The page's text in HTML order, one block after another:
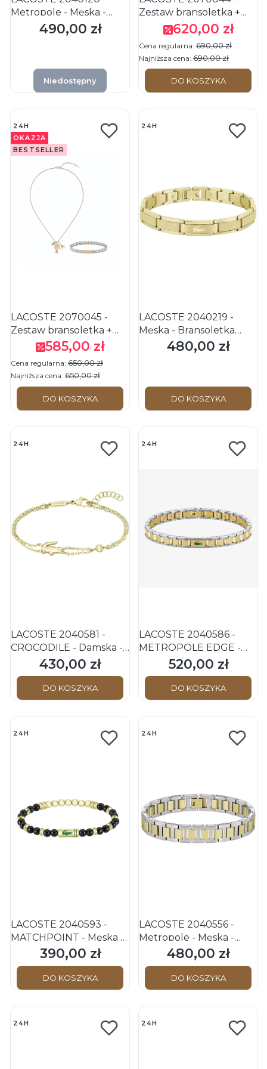
Metropole - Męska -
Bransoletka stalowa
Cena
490,00 zł
Niedostępny
Zestaw bransoletka +
naszyjnikCena promocyjna
620,00 zł
Cena regularna: 690,00 zł
Najniższa cena: 690,00 zł
DO KOSZYKA
24H
OKAZJA
BESTSELLER
LACOSTE 2070045 -
Zestaw bransoletka +
naszyjnikCena promocyjna
585,00 zł
Cena regularna: 650,00 zł
Najniższa cena: 650,00 zł
DO KOSZYKA
24H
LACOSTE 2040219 -
Męska - Bransoletka
stalowaCena
480,00 zł
DO KOSZYKA
24H
LACOSTE 2040581 -
CROCODILE - Damska -
Bransoletka stalowa
[GOLD]
Cena
430,00 zł
DO KOSZYKA
24H
LACOSTE 2040586 -
METROPOLE EDGE -
Męska - Bransoletka
stalowa [SILVER/GOLD]
Cena
520,00 zł
DO KOSZYKA
24H
LACOSTE 2040593 -
MATCHPOINT - Męska -
Bransoletka stalowa z
ONYKSEM
Cena
390,00 zł
DO KOSZYKA
24H
LACOSTE 2040556 -
Metropole - Męska -
Bransoletka stalowa
Cena
480,00 zł
DO KOSZYKA
24H 24H